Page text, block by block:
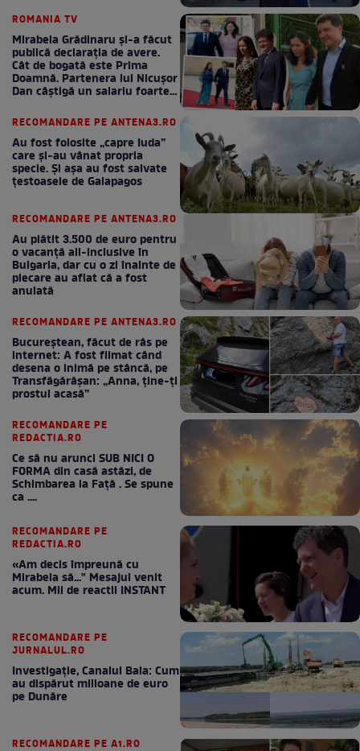
ROMANIA TV
Mirabela Grădinaru și-a făcut
publică declarația de avere.
Cât de bogată este Prima
Doamnă. Partenera lui Nicușor
Dan câștigă un salariu foarte
RECOMANDARE PE ANTENA3.RO
Au fost folosite „capre Iuda”
care și-au vânat propria
specie. Și așa au fost salvate
țestoasele de Galapagos
RECOMANDARE PE ANTENA3.RO
Au plătit 3.500 de euro pentru
o vacanță all-inclusive în
Bulgaria, dar cu o zi înainte de
plecare au aflat că a fost
anulată
RECOMANDARE PE ANTENA3.RO
Bucureștean, făcut de râs pe
internet: A fost filmat când
desena o inimă pe stâncă, pe
Transfăgărășan: „Anna, ține-ți
prostul acasă”
RECOMANDARE PE
REDACTIA.RO
Ce să nu arunci SUB NICI O
FORMA din casă astăzi, de
Schimbarea la Față . Se spune
ca ....
RECOMANDARE PE
REDACTIA.RO
«Am decis împreună cu
Mirabela să..." Mesajul venit
acum. Mii de reactii INSTANT
RECOMANDARE PE
JURNALUL.RO
Investigație, Canalul Bala: Cum
au dispărut milioane de euro
pe Dunăre
RECOMANDARE PE A1.RO